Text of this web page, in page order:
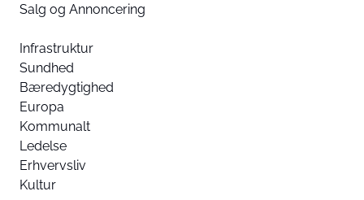
Salg og Annoncering
Infrastruktur
Sundhed
Bæredygtighed
Europa
Kommunalt
Ledelse
Erhvervsliv
Kultur